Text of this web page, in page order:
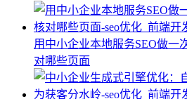
用中小企业本地服务SEO做一
对哪些页面